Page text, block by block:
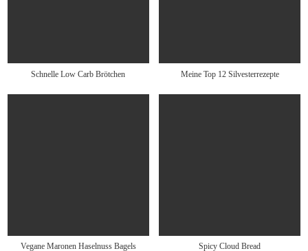
Schnelle Low Carb Brötchen Meine Top 12 Silvesterrezepte
Vegane Maronen Haselnuss Bagels Spicy Cloud Bread